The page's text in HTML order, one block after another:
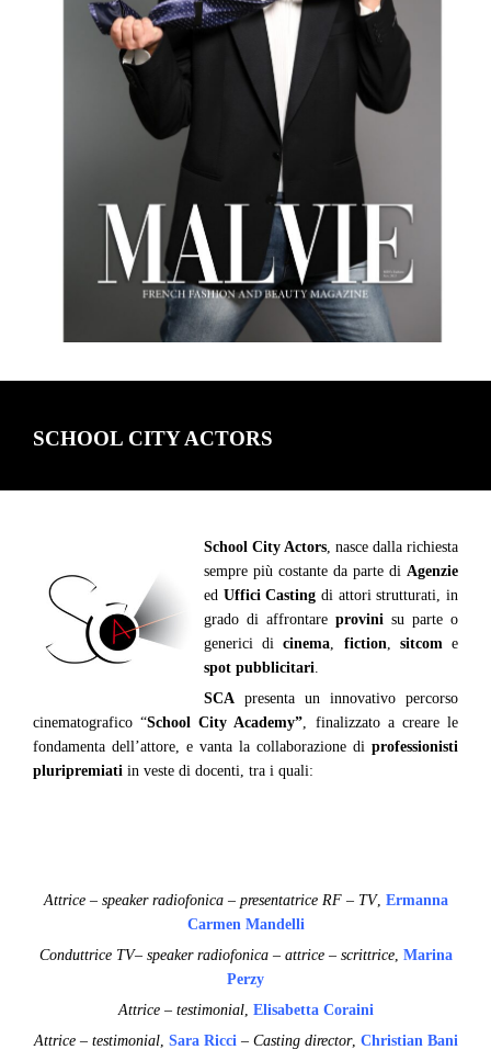
SCHOOL CITY ACTORS
School City Actors , nasce dalla richiesta
sempre più costante da parte di Agenzie
ed Uffici Casting di attori strutturati, in
grado di affrontare provini su parte o
generici dicinema fiction sitcom e
spot pubblicitari
SCA presenta un innovativo percorso
cinematografico “School City Academy” , finalizzato a creare le
fondamenta dell’attore, e vanta la collaborazione di professionisti
pluripremiati in veste di docenti, tra i quali:
Attrice – speaker radiofonica – presentatrice RF – TV, Ermanna
Carmen Mandelli
Conduttrice TV– speaker radiofonica – attrice – scrittrice, Marina
Perzy
Attrice – testimonial, Elisabetta Coraini
Attrice – testimonial, Sara Ricci – Casting director, Christian Bani